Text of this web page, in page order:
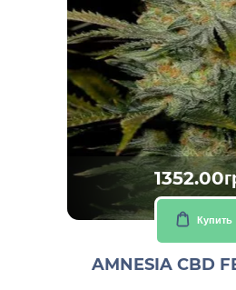
Купить
AMNESIA CBD